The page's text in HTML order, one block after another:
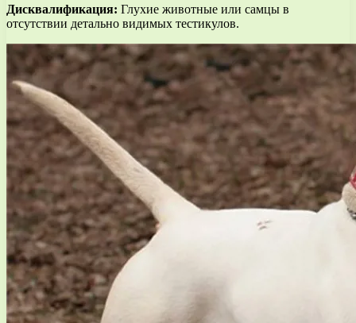
Дисквалификация: Глухие животные или самцы в
отсутствии детально видимых тестикулов.